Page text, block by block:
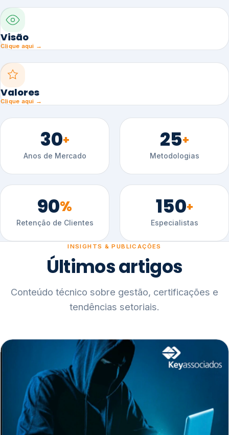
Visão
Clique aqui →
Valores
Clique aqui →
30+
Anos de Mercado
25+
Metodologias
90%
Retenção de Clientes
150+
Especialistas
INSIGHTS & PUBLICAÇÕES
Últimos artigos
Conteúdo técnico sobre gestão, certificações e
tendências setoriais.